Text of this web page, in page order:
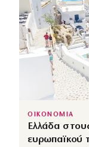
ΟΙΚΟΝΟΜΙΑ
Ελλάδα
ευρωπαϊκού